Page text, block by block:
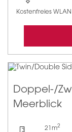
Kostenfreies WLAN
Doppel-/
Meerblick
21m2